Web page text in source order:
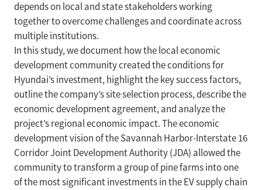
depends on local and state stakeholders working
together to overcome challenges and coordinate across
multiple institutions.
In this study, we document how the local economic
development community created the conditions for
Hyundai’s investment, highlight the key success factors,
outline the company’s site selection process, describe the
economic development agreement, and analyze the
project’s regional economic impact. The economic
development vision of the Savannah Harbor-Interstate 16
Corridor Joint Development Authority (JDA) allowed the
community to transform a group of pine farms into one
of the most significant investments in the EV supply chain